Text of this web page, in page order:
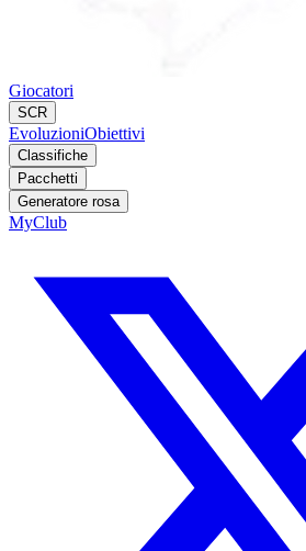
Giocatori
SCR
EvoluzioniObiettivi
Classifiche
Pacchetti
Generatore rosa
MyClub